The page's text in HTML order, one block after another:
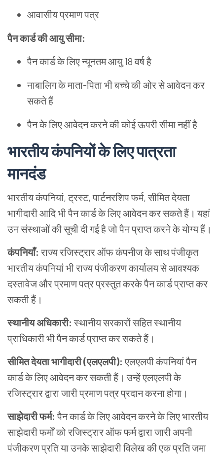
आवासीय प्रमाण पत्र
पैनकार्डकीआयुसीमा:
पैन कार्ड के लिए न्यूनतम आयु 18 वर्ष है
नाबालिग के माता-पिता भी बच्चे की ओर से आवेदन कर
सकते हैं
पैन के लिए आवेदन करने की कोई ऊपरी सीमा नहीं है
भारतीयकंपनियोंकेलिएपात्रता
मानदंड
भारतीय कंपनियां, ट्रस्ट, पार्टनरशिप फर्म, सीमित देयता
भागीदारी आदि भी पैन कार्ड के लिए आवेदन कर सकते हैं। यहां
उन संस्थाओं की सूची दी गई है जो पैन प्राप्त करने के योग्य हैं।
कंपनियाँ: राज्य रजिस्ट्रार ऑफ कंपनीज के साथ पंजीकृत
भारतीय कंपनियां भी राज्य पंजीकरण कार्यालय से आवश्यक
दस्तावेज और प्रमाण पत्र प्रस्तुत करके पैन कार्ड प्राप्त कर
सकती हैं।
स्थानीयअधिकारी: स्थानीय सरकारों सहित स्थानीय
प्राधिकारी भी पैन कार्ड प्राप्त कर सकते हैं।
सीमितदेयताभागीदारी(एलएलपी): एलएलपी कंपनियां पैन
कार्ड के लिए आवेदन कर सकती हैं। उन्हें एलएलपी के
रजिस्ट्रार द्वारा जारी प्रमाण पत्र प्रदान करना होगा।
साझेदारीफर्म: पैन कार्ड के लिए आवेदन करने के लिए भारतीय
साझेदारी फर्मों को रजिस्ट्रार ऑफ फर्म द्वारा जारी अपनी
पंजीकरण प्रति या उनके साझेदारी विलेख की एक प्रति जमा